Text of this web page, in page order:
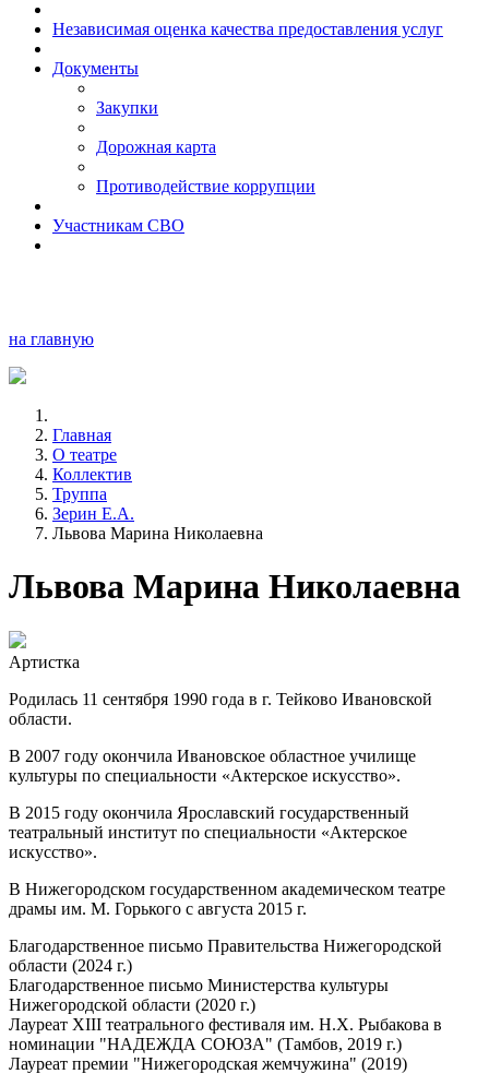
Независимая оценка качества предоставления услуг
Документы
Закупки
Дорожная карта
Противодействие коррупции
Участникам СВО
на главную
Главная
О театре
Коллектив
Труппа
Зерин Е.А.
Львова Марина Николаевна
Львова Марина Николаевна
Артистка
Родилась 11 сентября 1990 года в г. Тейково Ивановской
области.
В 2007 году окончила Ивановское областное училище
культуры по специальности «Актерское искусство».
В 2015 году окончила Ярославский государственный
театральный институт по специальности «Актерское
искусство».
В Нижегородском государственном академическом театре
драмы им. М. Горького с августа 2015 г.
Благодарственное письмо Правительства Нижегородской
области (2024 г.)
Благодарственное письмо Министерства культуры
Нижегородской области (2020 г.)
Лауреат XIII театрального фестиваля им. Н.Х. Рыбакова в
номинации "НАДЕЖДА СОЮЗА" (Тамбов, 2019 г.)
Лауреат премии "Нижегородская жемчужина" (2019)